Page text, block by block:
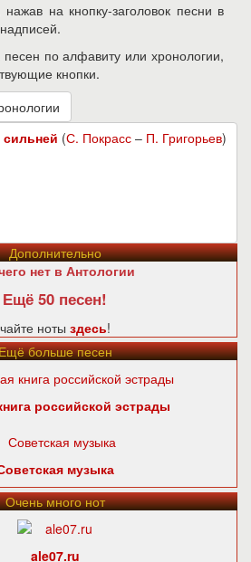
на кнопку-заголовок песни в
песен по алфавиту или хронологии,
кнопки.
(С. Покрасс – П. Григорьев)
Дополнительно
нет в Антологии
Ещё 50 песен!
ноты здесь!
больше песен
российской эстрады
музыка
Очень много нот
ale07.ru